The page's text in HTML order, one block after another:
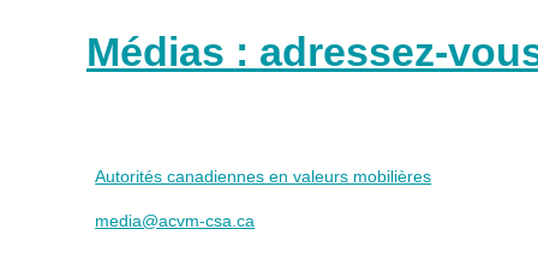
Médias : adressez-
Autorités canadiennes en valeurs mobilières
media@acvm-csa.ca